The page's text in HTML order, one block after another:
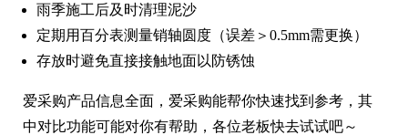
雨季施工后及时清理泥沙
定期用百分表测量销轴圆度（误差＞0.5mm需更换）
存放时避免直接接触地面以防锈蚀
爱采购产品信息全面，爱采购能帮你快速找到参考，其
中对比功能可能对你有帮助，各位老板快去试试吧～